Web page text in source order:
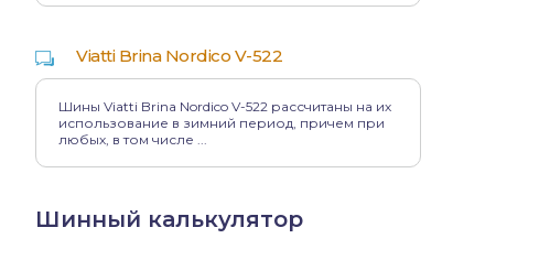
Viatti Brina Nordico V-522
Шины Viatti Brina Nordico V-522 рассчитаны на их
использование в зимний период, причем при
любых, в том числе ...
Шинный калькулятор